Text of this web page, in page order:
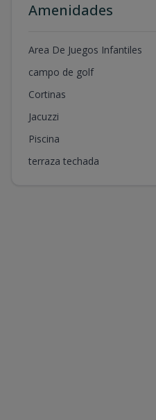
Amenidades
Area De Juegos Infantiles
campo de golf
Cortinas
Jacuzzi
Piscina
terraza techada